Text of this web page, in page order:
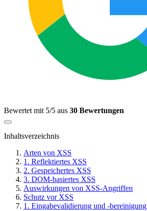
Bewertet mit 5/5 aus 30 Bewertungen
Inhaltsverzeichnis
Arten von XSS
1. Reflektiertes XSS
2. Gespeichertes XSS
3. DOM-basiertes XSS
Auswirkungen von XSS-Angriffen
Schutz vor XSS
1. Eingabevalidierung und -bereinigung